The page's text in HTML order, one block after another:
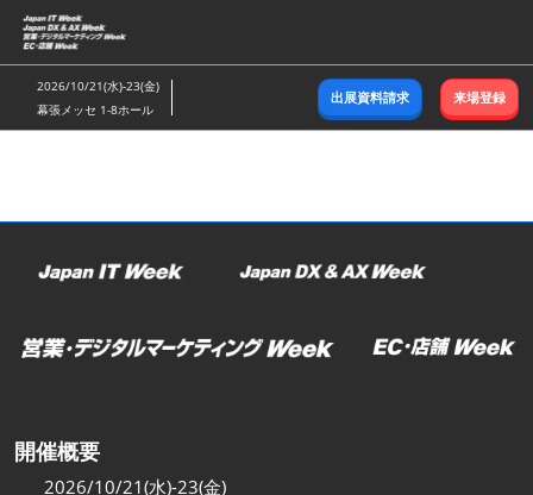
ス
キ
ッ
し
む
2026/10/21(水)-23(金)
幕張メッセ 1-8ホール
出展資料請求 来場登録
開催概要
2026/10/21(水)-23(金)